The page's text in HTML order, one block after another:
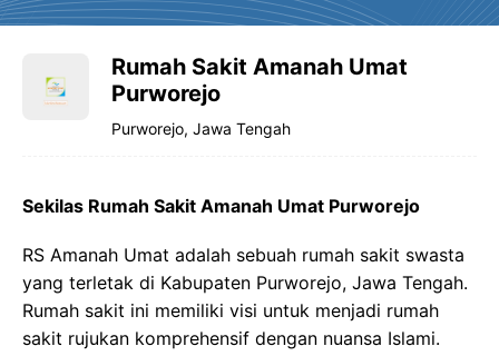
Rumah Sakit Amanah Umat
Purworejo
Purworejo, Jawa Tengah
Sekilas Rumah Sakit Amanah Umat Purworejo
RS Amanah Umat adalah sebuah rumah sakit swasta
yang terletak di Kabupaten Purworejo, Jawa Tengah.
Rumah sakit ini memiliki visi untuk menjadi rumah
sakit rujukan komprehensif dengan nuansa Islami.